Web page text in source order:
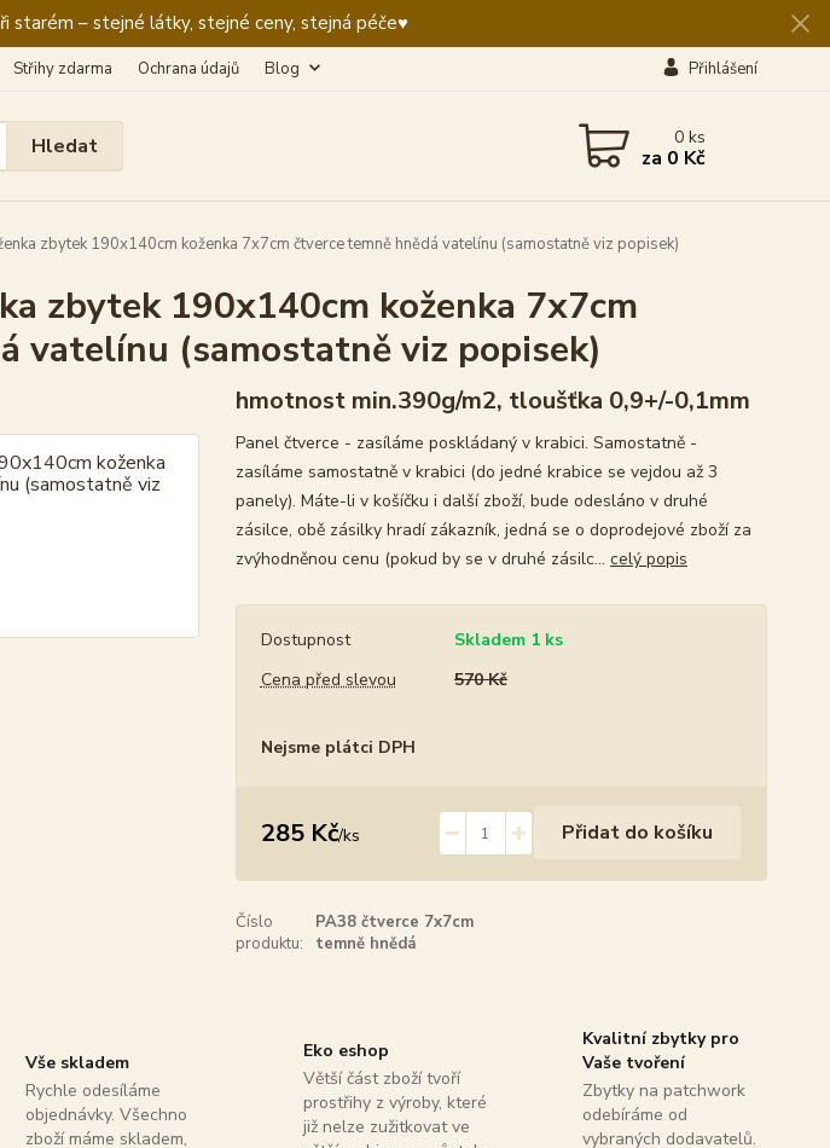
starém – stejné látky, stejné ceny, stejná péče♥️
Střihy zdarma Ochrana údajů Blog Přihlášení
Hledat 0ks
za 0 Kč
zbytek 190x140cm koženka 7x7cm čtverce temně hnědá vatelínu (samostatně viz popisek)
zbytek 190x140cm koženka 7x7cm
vatelínu (samostatně viz popisek)
hmotnost min.390g/m2, tloušťka 0,9+/-0,1mm
Panel čtverce - zasíláme poskládaný v krabici. Samostatně -
zasíláme samostatně v krabici (do jedné krabice se vejdou až 3
panely). Máte-li v košíčku i další zboží, bude odesláno v druhé
zásilce, obě zásilky hradí zákazník, jedná se o doprodejové zboží za
zvýhodněnou cenu (pokud by se v druhé zásilc... celý popis
Dostupnost
Skladem 1 ks
Cena před slevou
570 Kč
Nejsme plátci DPH
285 Kč/ks Přidat do košíku
Číslo
produktu:
PA38 čtverce 7x7cm
temně hnědá
Vše skladem
Rychle odesíláme
objednávky. Všechno
zboží máme skladem,
Eko eshop
Větší část zboží tvoří
prostřihy z výroby, které
již nelze zužitkovat ve
Kvalitní zbytky pro
Vaše tvoření
Zbytky na patchwork
odebíráme od
vybraných dodavatelů.